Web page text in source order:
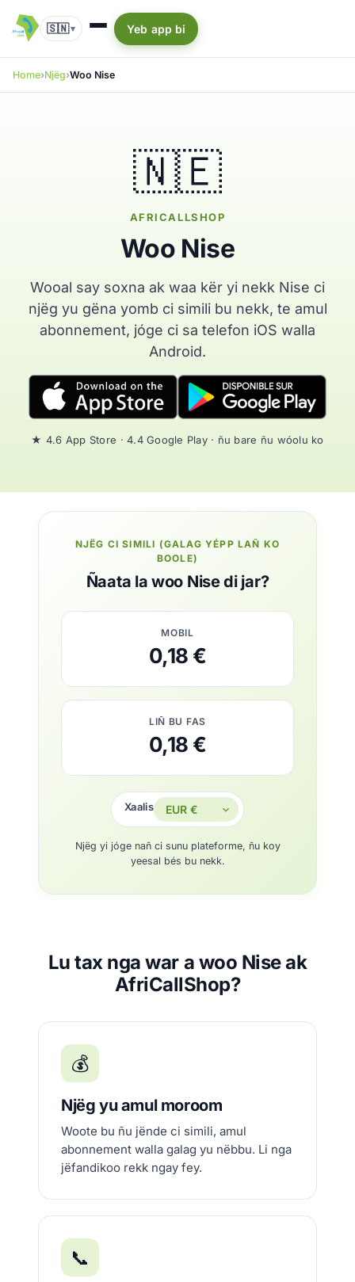
🇸🇳▾ Yeb app bi
Home Njëg Woo Nise
🇳🇪
AFRICALLSHOP
Woo Nise
Wooal say soxna ak waa kër yi nekk Nise ci
njëg yu gëna yomb ci simili bu nekk, te amul
abonnement, jóge ci sa telefon iOS walla
Android.
★ 4.6 App Store · 4.4 Google Play · ñu bare ñu wóolu ko
NJËG CI SIMILI (GALAG YÉPP LAÑ KO
BOOLE)
Ñaata la woo Nise di jar?
MOBIL
0,18 €
LIÑ BU FAS
0,18 €
Xaalis
Njëg yi jóge nañ ci sunu plateforme, ñu koy
yeesal bés bu nekk.
Lu tax nga war a woo Nise ak
AfriCallShop?
💰
Njëg yu amul moroom
Woote bu ñu jënde ci simili, amul
abonnement walla galag yu nëbbu. Li nga
jëfandikoo rekk ngay fey.
📞